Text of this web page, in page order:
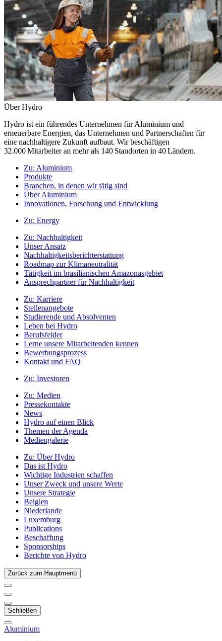
Über Hydro
Hydro ist ein führendes Unternehmen für Aluminium und
erneuerbare Energien, das Unternehmen und Partnerschaften für
eine nachhaltigere Zukunft aufbaut. Wir beschäftigen
32.000 Mitarbeiter an mehr als 140 Standorten in 40 Ländern.
Zu: Aluminium
Produkte
Branchen, in denen wir tätig sind
Über Aluminium
Innovationen, Forschung und Entwicklung
Zu: Energy
Zu: Nachhaltigkeit
Unser Ansatz
Nachhaltigkeitsberichterstattung
Roadmap zur Klimaneutralität
Tätigkeit im brasilianischen Amazonasgebiet
Ansprechpartner für Nachhaltigkeit
Zu: Karriere
Stellenangebote
Studierende und Absolventen
Leben bei Hydro
Berufsfelder
Lerne unsere Mitarbeitenden kennen
Bewerbungsprozess
Kontakt und FAQ
Zu: Investoren
Zu: Medien
Pressekontakte
News
Hydro auf einen Blick
Themen der Agenda
Mediengalerie
Zu: Über Hydro
Das ist Hydro
Wichtige Industrien schaffen
Unser Zweck und unsere Werte
Unsere Strategie
Belgien
Niederlande
Luxemburg
Publications
Beschaffung
Sponsorships
Berichte von Hydro
Zurück zum Hauptmenü
Schließen
Aluminium